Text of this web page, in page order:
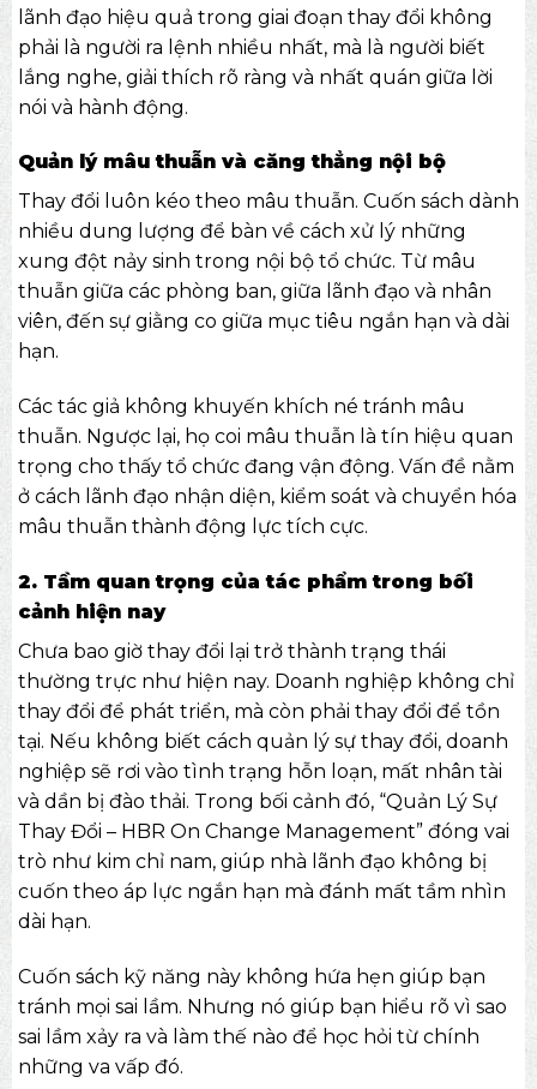
lãnh đạo hiệu quả trong giai đoạn thay đổi không
phải là người ra lệnh nhiều nhất, mà là người biết
lắng nghe, giải thích rõ ràng và nhất quán giữa lời
nói và hành động.
Quản lý mâu thuẫn và căng thẳng nội bộ
Thay đổi luôn kéo theo mâu thuẫn. Cuốn sách dành
nhiều dung lượng để bàn về cách xử lý những
xung đột nảy sinh trong nội bộ tổ chức. Từ mâu
thuẫn giữa các phòng ban, giữa lãnh đạo và nhân
viên, đến sự giằng co giữa mục tiêu ngắn hạn và dài
hạn.
Các tác giả không khuyến khích né tránh mâu
thuẫn. Ngược lại, họ coi mâu thuẫn là tín hiệu quan
trọng cho thấy tổ chức đang vận động. Vấn đề nằm
ở cách lãnh đạo nhận diện, kiểm soát và chuyển hóa
mâu thuẫn thành động lực tích cực.
2. Tầm quan trọng của tác phẩm trong bối
cảnh hiện nay
Chưa bao giờ thay đổi lại trở thành trạng thái
thường trực như hiện nay. Doanh nghiệp không chỉ
thay đổi để phát triển, mà còn phải thay đổi để tồn
tại. Nếu không biết cách quản lý sự thay đổi, doanh
nghiệp sẽ rơi vào tình trạng hỗn loạn, mất nhân tài
và dần bị đào thải. Trong bối cảnh đó, “Quản Lý Sự
Thay Đổi – HBR On Change Management” đóng vai
trò như kim chỉ nam, giúp nhà lãnh đạo không bị
cuốn theo áp lực ngắn hạn mà đánh mất tầm nhìn
dài hạn.
Cuốn sách kỹ năng này không hứa hẹn giúp bạn
tránh mọi sai lầm. Nhưng nó giúp bạn hiểu rõ vì sao
sai lầm xảy ra và làm thế nào để học hỏi từ chính
những va vấp đó.